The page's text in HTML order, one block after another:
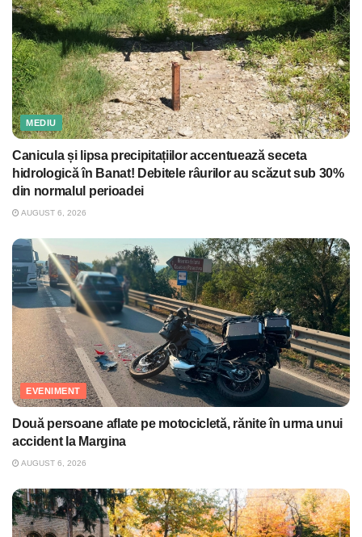
MEDIU
Canicula și lipsa precipitațiilor accentuează seceta
hidrologică în Banat! Debitele râurilor au scăzut sub 30%
din normalul perioadei
AUGUST 6, 2026
EVENIMENT
Două persoane aflate pe motocicletă, rănite în urma unui
accident la Margina
AUGUST 6, 2026